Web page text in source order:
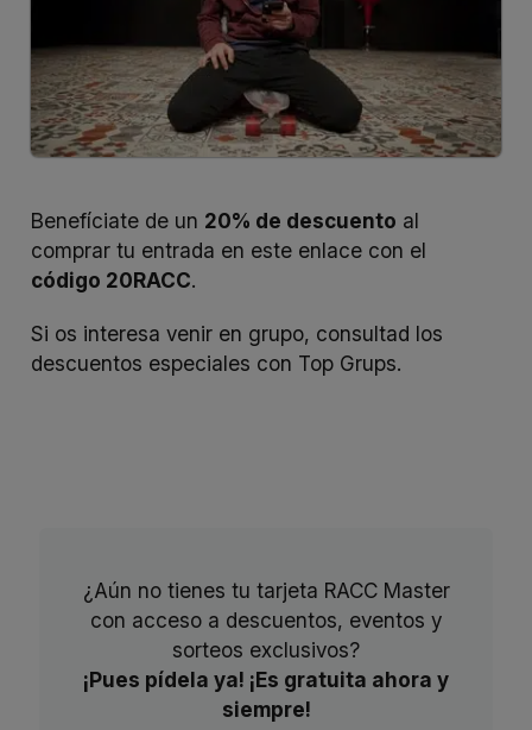
Benefíciate de un 20% de descuento al
comprar tu entrada en este enlacecon el
código 20RACC.
Si os interesa venir en grupo, consultad los
descuentos especiales con Top Grups.
¿Aún no tienes tu tarjeta RACC Master
con acceso a descuentos, eventos y
sorteos exclusivos?
¡Pues pídela ya! ¡Es gratuita ahora y
siempre!